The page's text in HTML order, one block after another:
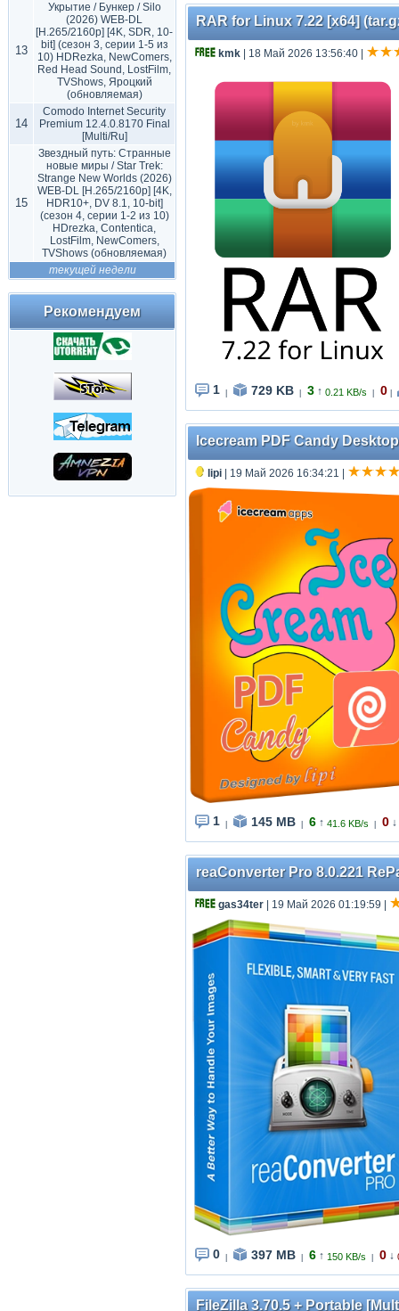
13
Укрытие / Бункер / Silo
(2026) WEB-DL
[H.265/2160p] [4K, SDR, 10-
bit] (сезон 3, серии 1-5 из
10) HDRezka, NewComers,
Red Head Sound, LostFilm,
TVShows, Яроцкий
(обновляемая)
14
Comodo Internet Security
Premium 12.4.0.8170 Final
[Multi/Ru]
15
Звездный путь: Странные
новые миры / Star Trek:
Strange New Worlds (2026)
WEB-DL [H.265/2160p] [4K,
HDR10+, DV 8.1, 10-bit]
(сезон 4, серии 1-2 из 10)
HDrezka, Contentica,
LostFilm, NewComers,
TVShows (обновляемая)
текущей недели
Рекомендуем
RAR for Linux 7.22 [x64]
kmk | 18 Май 2026 13:56:40
1 729 KB 3 ↑ 0.21 KB/s 0
Icecream PDF Candy
lipi | 19 Май 2026 16:34:21
1 145 MB 6 ↑ 41.6 KB/s 0 ↓
reaConverter Pro 8.0.221
gas34ter | 19 Май 2026 01:19:59
0 397 MB 6 ↑ 150 KB/s 0 ↓
FileZilla 3.70.5 + Portable